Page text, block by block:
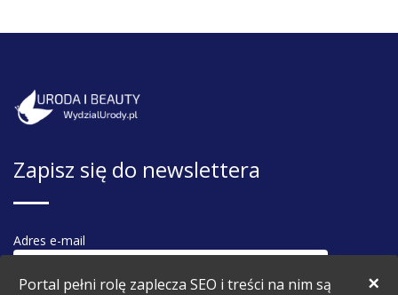
×
Portal pełni rolę zaplecza SEO i treści na nim są
Zapisz się do newslettera
Adres e-mail